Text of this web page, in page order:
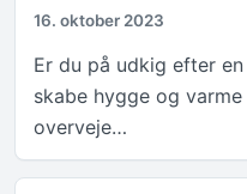
16. oktober 2023
Er du på udkig efter
skabe hygge og
overveje…